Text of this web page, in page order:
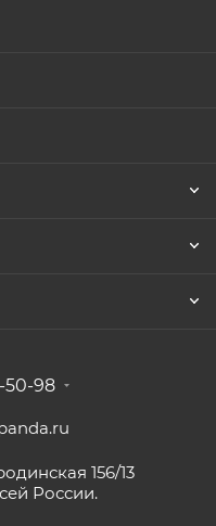
50-98
156/13
России.